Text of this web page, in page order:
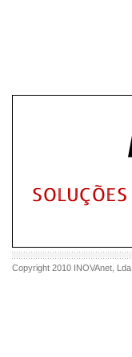
Copyright 2010 INOVAnet , Lda.